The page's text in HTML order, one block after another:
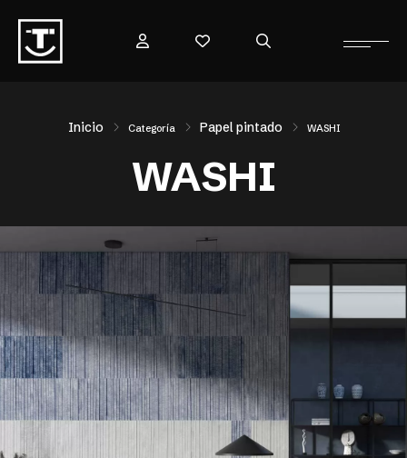
Inicio Categoría Papel pintado WASHI
WASHI